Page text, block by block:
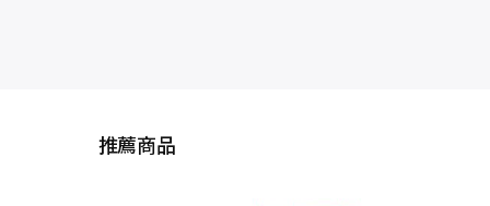
推薦商品